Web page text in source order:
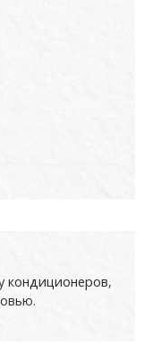
кондиционеров,